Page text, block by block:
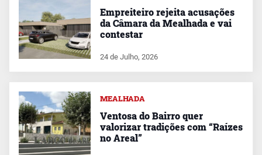
Empreiteiro rejeita acusações
da Câmara da Mealhada e vai
contestar
24 de Julho, 2026
MEALHADA
Ventosa do Bairro quer
valorizar tradições com “Raízes
no Areal”